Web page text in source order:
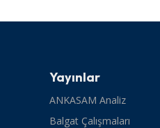
Yayınlar
ANKASAM Analiz
Balgat Çalışmaları